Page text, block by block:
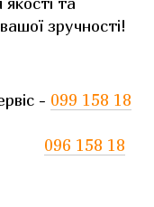
зручності!
- 099 158 18
096 158 18